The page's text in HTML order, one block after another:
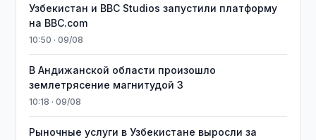
Узбекистан и BBC Studios запустили платформу
на BBC.com
10:50 · 09/08
В Андижанской области произошло
землетрясение магнитудой 3
10:18 · 09/08
Рыночные услуги в Узбекистане выросли за